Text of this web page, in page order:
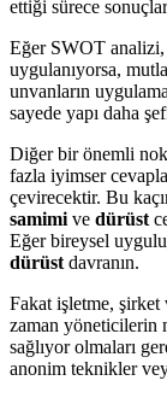
ettiği sürece
Eğer SWOT
uygulanıyorsa,
unvanların
sayede yapı daha
Diğer bir önemli
fazla iyimser
çevirecektir. Bu
samimi ve dürüst
Eğer bireysel
dürüst davranın.
Fakat işletme, şirket
zaman yöneticilerin
sağlıyor olmaları
anonim teknikler